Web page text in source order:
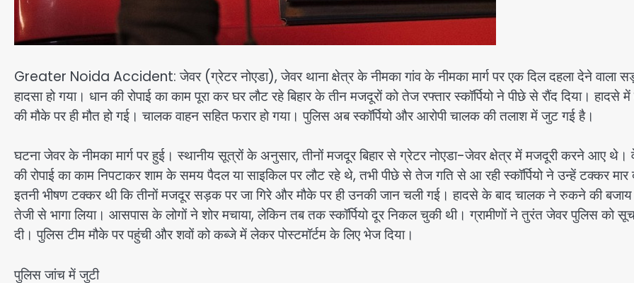
Greater Noida Accident: जेवर (ग्रेटर नोएडा), जेवर थाना क्षेत्र के नीमका गांव के नीमका मार्ग पर एक दिल दहला देने वाला
हादसा हो गया। धान की रोपाई का काम पूरा कर घर लौट रहे बिहार के तीन मजदूरों को तेज रफ्तार स्कॉर्पियो ने पीछे से रौंद दिया। हादसे में
की मौके पर ही मौत हो गई। चालक वाहन सहित फरार हो गया। पुलिस अब स्कॉर्पियो और आरोपी चालक की तलाश में जुट गई है।
घटना जेवर के नीमका मार्ग पर हुई। स्थानीय सूत्रों के अनुसार, तीनों मजदूर बिहार से ग्रेटर नोएडा-जेवर क्षेत्र में मजदूरी करने आए थे।
की रोपाई का काम निपटाकर शाम के समय पैदल या साइकिल पर लौट रहे थे, तभी पीछे से तेज गति से आ रही स्कॉर्पियो ने उन्हें टक्कर मार
इतनी भीषण टक्कर थी कि तीनों मजदूर सड़क पर जा गिरे और मौके पर ही उनकी जान चली गई। हादसे के बाद चालक ने रुकने की बजाय
तेजी से भागा लिया। आसपास के लोगों ने शोर मचाया, लेकिन तब तक स्कॉर्पियो दूर निकल चुकी थी। ग्रामीणों ने तुरंत जेवर पुलिस को
दी। पुलिस टीम मौके पर पहुंची और शवों को कब्जे में लेकर पोस्टमॉर्टम के लिए भेज दिया।
पुलिस जांच में जुटी